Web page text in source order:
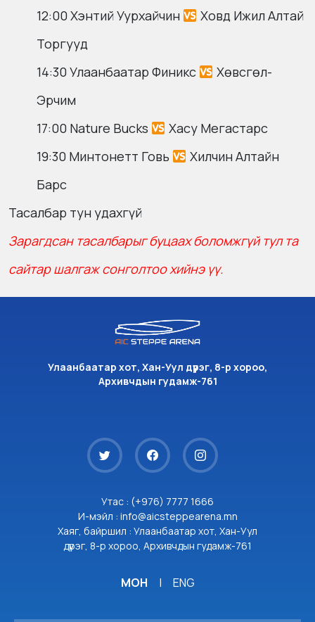
12:00 Хэнтий Уурхайчин
Ховд Ижил Алтай
Торгууд
14:30 Улаанбаатар Финикс
Хөвсгөл-
Эрчим
17:00 Nature Bucks
Хасу Мегастарс
19:30 Минтонетт Говь
Хилчин Алтайн
Барс
Тасалбар тун удахгүй
Зарагдсан тасалбарыг буцаах боломжгүй тул та
сайтар шалгаж сонголтоо хийнэ үү.
Улаанбаатар хот, Хан-Уул дүүрэг, 8-р хороо,
Архивчдын гудамж-761
Утас : (+976) 7777 1666
И-мэйл : info@aicsteppearena.mn
Хаяг, байршил : Улаанбаатар хот, Хан-Уул
дүүрэг, 8-р хороо, Архивчдын гудамж-761
МОН | ENG